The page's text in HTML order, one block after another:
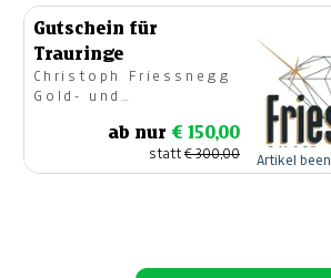
Gutschein für
Trauringe
Christoph Friessnegg
Gold- und
ab nur € 150,00
statt€ 300,00 Artikel